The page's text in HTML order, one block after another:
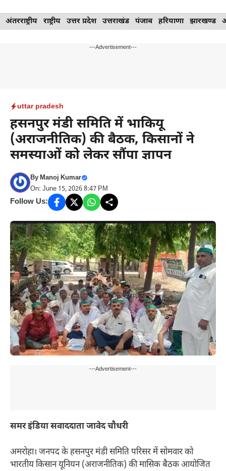
Skip
to
अंतरराष्ट्रीय राष्ट्रीय उत्तर प्रदेश उत्तराखंड पंजाब हरियाणा झारखण्ड
---Advertisement---
uttar pradesh
हसनपुर मंडी समिति में भाकियू
(अराजनीतिक) की बैठक, किसानों ने
समस्याओं को लेकर सौंपा ज्ञापन
ByManoj Kumar
On: June 15, 2026 8:47 PM
Follow Us:
---Advertisement---
समर इंडिया सवाददाता जावेद चौधरी
अमरोहा। जनपद के हसनपुर मंडी समिति परिसर में सोमवार को
भारतीय किसान यूनियन (अराजनीतिक) की मासिक बैठक आयोजित